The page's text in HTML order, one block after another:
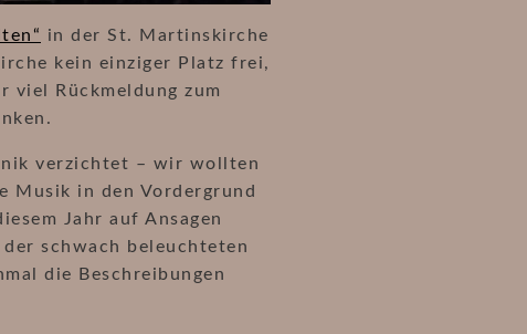
in der St. Martinskirche
kein einziger Platz frei,
Rückmeldung zum
verzichtet – wir wollten
Musik in den Vordergrund
Jahr auf Ansagen
schwach beleuchteten
die Beschreibungen